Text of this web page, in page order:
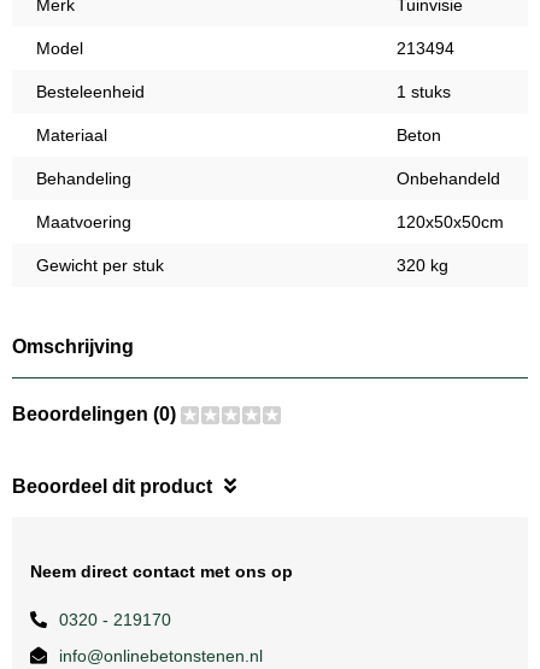
Merk Tuinvisie
Model 213494
Besteleenheid 1 stuks
Materiaal Beton
Behandeling Onbehandeld
Maatvoering 120x50x50cm
Gewicht per stuk 320 kg
Omschrijving
Beoordelingen (0)
Beoordeel dit product
Neem direct contact met ons op
0320 - 219170
info@onlinebetonstenen.nl